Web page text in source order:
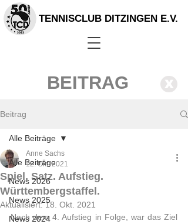
TENNISCLUB DITZINGEN E.V.
BEITRAG X
Beitrag
Alle Beiträge
News 2026
News 2025
News 2024
Alle Beiträge
Spiel. Satz. Aufstieg.
Württembergstaffel.
Anne Sachs
12. Okt. 2021
Aktualisiert:18. Okt. 2021
Nach dem 4. Aufstieg in Folge, war das Ziel